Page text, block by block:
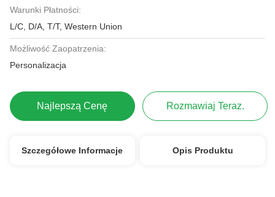
Warunki Płatności:
L/C, D/A, T/T, Western Union
Możliwość Zaopatrzenia:
Personalizacja
Najlepszą Cenę Rozmawiaj Teraz.
Szczegółowe Informacje Opis Produktu